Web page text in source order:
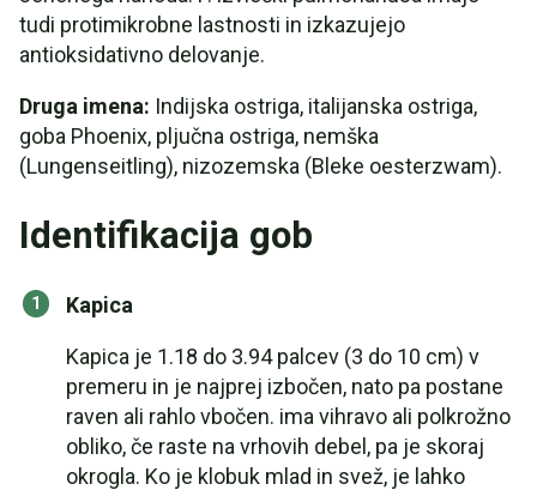
tudi protimikrobne lastnosti in izkazujejo
antioksidativno delovanje.
Druga imena: Indijska ostriga, italijanska ostriga,
goba Phoenix, pljučna ostriga, nemška
(Lungenseitling), nizozemska (Bleke oesterzwam).
Identifikacija gob
Kapica
Kapica je 1.18 do 3.94 palcev (3 do 10 cm) v
premeru in je najprej izbočen, nato pa postane
raven ali rahlo vbočen. ima vihravo ali polkrožno
obliko, če raste na vrhovih debel, pa je skoraj
okrogla. Ko je klobuk mlad in svež, je lahko